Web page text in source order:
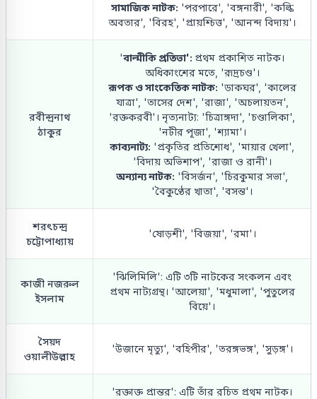
সামাজিক নাটক: 'পরপারে', 'বঙ্গনারী', 'কল্কি
অবতার', 'বিরহ', 'প্রায়শ্চিত্ত', 'আনন্দ বিদায়'।
রবীন্দ্রনাথ
ঠাকুর
'বাল্মীকি প্রতিভা': প্রথম প্রকাশিত নাটক।
অধিকাংশের মতে, 'রূদ্রচণ্ড'।
রূপক ও সাংকেতিক নাটক: 'ডাকঘর', 'কালের
যাত্রা', 'তাসের দেশ', 'রাজা', 'অচলায়তন',
'রক্তকরবী'। নৃত্যনাট্য: 'চিত্রাঙ্গদা', 'চণ্ডালিকা',
'নটীর পূজা', 'শ্যামা'।
কাব্যনাট্য: 'প্রকৃতির প্রতিশোধ', 'মায়ার খেলা',
'বিদায় অভিশাপ', 'রাজা ও রানী'।
অন্যান্য নাটক: 'বিসর্জন', 'চিরকুমার সভা',
'বৈকুণ্ঠের খাতা', 'বসন্ত'।
শরৎচন্দ্র
চট্টোপাধ্যায়
'ষোড়শী', 'বিজয়া', 'রমা'।
কাজী নজরুল
ইসলাম
'ঝিলিমিলি': এটি ৩টি নাটকের সংকলন এবং
প্রথম নাট্যগ্রন্থ। 'আলেয়া', 'মধুমালা', 'পুতুলের
বিয়ে'।
সৈয়দ
ওয়ালীউল্লাহ
'উজানে মৃত্যু', 'বহিপীর', 'তরঙ্গভঙ্গ', 'সুড়ঙ্গ'।
'রক্তাক্ত প্রান্তর': এটি তাঁর রচিত প্রথম নাটক।